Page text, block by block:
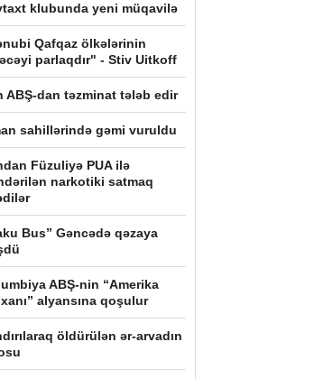
klubunda yeni müqavilə
Qafqaz ölkələrinin
parlaqdır" - Stiv Uitkoff
ABŞ-dan təzminat tələb edir
sahillərində gəmi vuruldu
Füzuliyə PUA ilə
narkotiki satmaq
Bus” Gəncədə qəzaya
ABŞ-nin “Amerika
alyansına qoşulur
öldürülən ər-arvadın